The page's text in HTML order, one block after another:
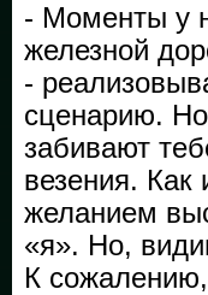
- Моменты у
железной
-
сценарию.
забивают
везения.
желанием
«я». Но,
К